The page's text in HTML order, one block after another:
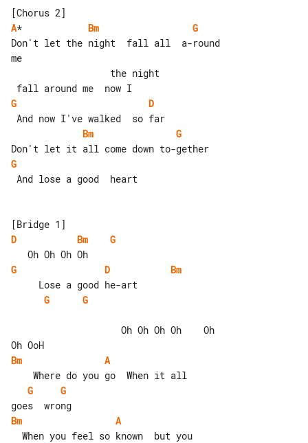
A* Bm
G
Don't let the night  fall all  a-round
me
G
D
Bm
G
G
D
Bm
G
G
D
Bm
G
G
Bm
A
G
G
Bm
A